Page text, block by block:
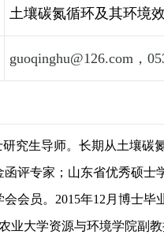
土壤碳氮循环及其环境
guoqinghu@126.com ，
研究生导师。长期从土壤
评专家；山东省优秀硕
会员。 2015年12 月博士毕
业大学资源与环境学院副教